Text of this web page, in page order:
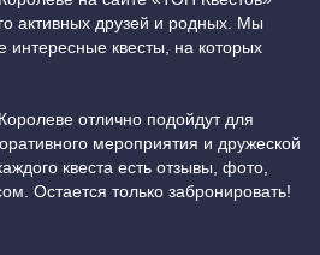
активных друзей и родных. Мы
квесты, на которых
отлично подойдут для
мероприятия и дружеской
квеста есть отзывы, фото,
Остается только забронировать!